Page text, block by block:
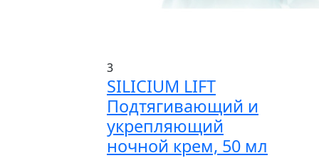
3
SILICIUM LIFT
Подтягивающий и
укрепляющий
ночной крем, 50 мл